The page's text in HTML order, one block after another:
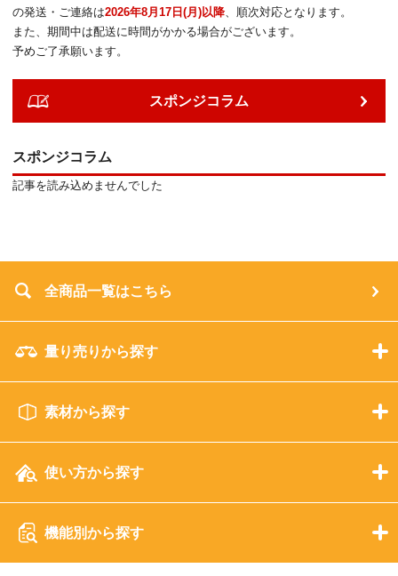
の発送・ご連絡は2026年8月17日(月)以降 、順次対応となります。
また、期間中は配送に時間がかかる場合がございます。
予めご了承願います。
スポンジコラム
スポンジコラム
記事を読み込めませんでした
全商品一覧はこちら
量り売りから探す
素材から探す
使い方から探す
機能別から探す